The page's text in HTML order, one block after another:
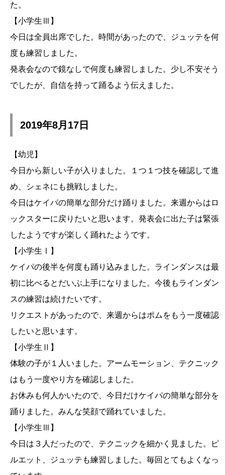
た。
【小学生Ⅲ】
今日は全員出席でした。時間があったので、ジュッテを何
度も練習しました。
発表会なので鏡なしで何度も練習しました。少し不安そう
でしたが、自信を持って踊るよう伝えました。
2019年8月17日
【幼児】
今日から新しい子が入りました。１つ１つ技を確認して進
め、シェネにも挑戦しました。
今日はケイパの簡単な部分だけ踊りました。来週からはロ
ックスターに戻りたいと思います。発表会に出た子は緊張
したようですが楽しく踊れたようです。
【小学生Ⅰ】
ケイパの後半を何度も踊り込みました。ラインダンスは最
初に比べるとだいぶ上手になりました。今後もラインダン
スの練習は続けたいです。
リクエストがあったので、来週からはポムをもう一度確認
したいと思います。
【小学生Ⅱ】
体験の子が１人いました。アームモーション、テクニック
はもう一度やり方を確認しました。
お休みも何人かいたので、今日だけケイパの簡単な部分を
踊りました。みんな笑顔で踊れていました。
【小学生Ⅲ】
今日は３人だったので、テクニックを細かく見ました。ピ
ルエット、ジュッテも練習しました。毎回とてもよくなっ